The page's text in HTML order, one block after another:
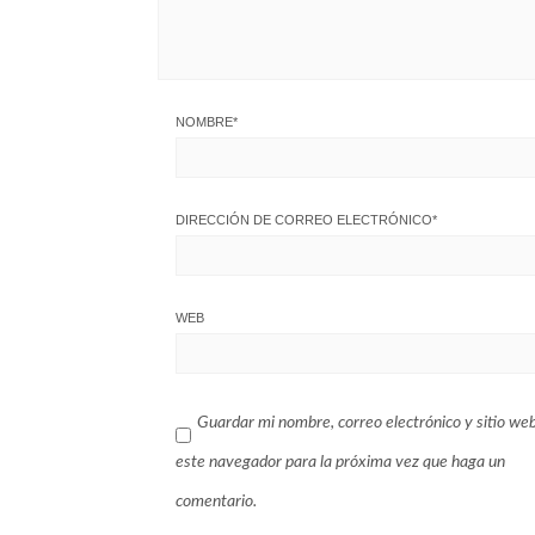
NOMBRE*
DIRECCIÓN DE CORREO ELECTRÓNICO*
WEB
Guardar mi nombre, correo electrónico y sitio
este navegador para la próxima vez que haga un
comentario.